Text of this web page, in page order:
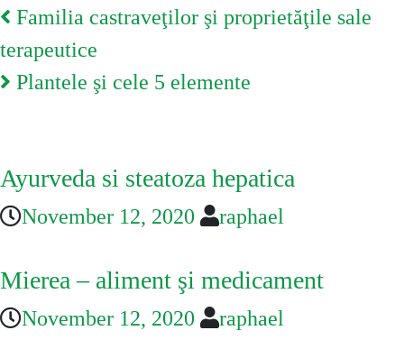
Post
navigation
Familia castraveţilor şi proprietăţile sale
terapeutice
Plantele şi cele 5 elemente
Ayurveda si steatoza hepatica
November 12, 2020 raphael
Mierea – aliment şi medicament
November 12, 2020 raphael